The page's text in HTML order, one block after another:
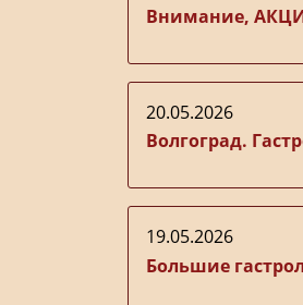
Внимание,
20.05.2026
Волгоград.
19.05.2026
Большие